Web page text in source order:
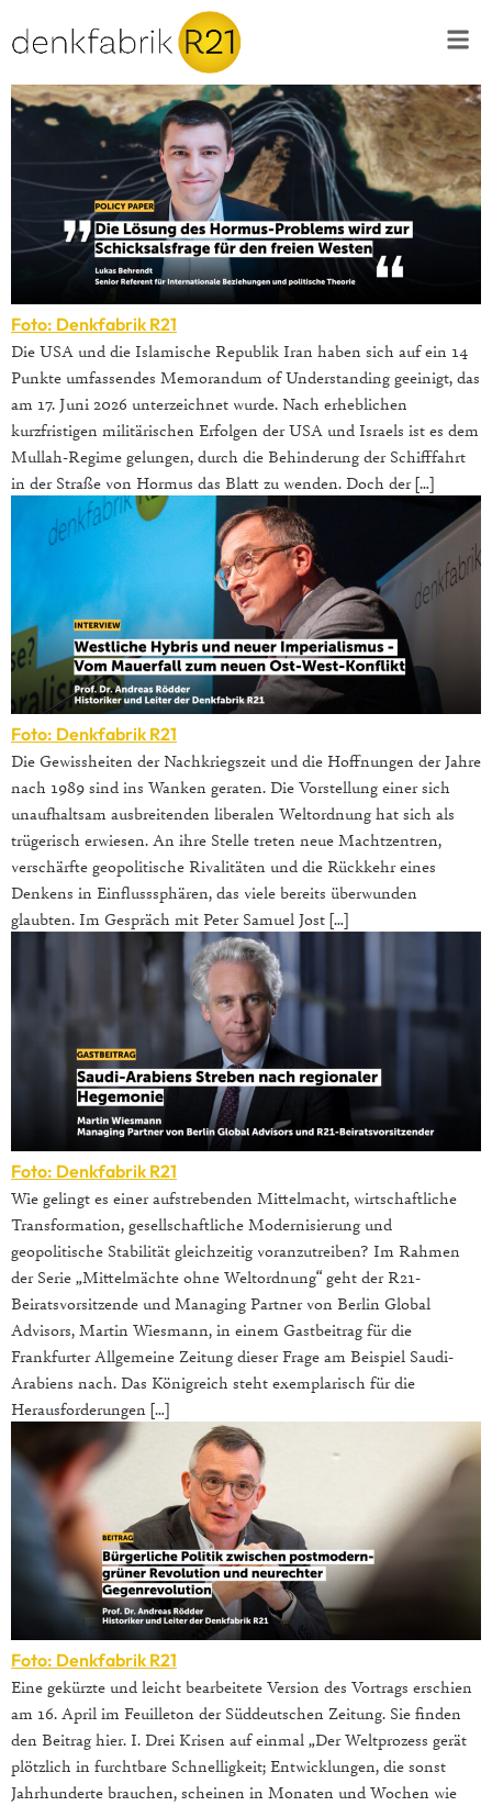
Foto: Denkfabrik R21
Die USA und die Islamische Republik Iran haben sich auf ein 14
Punkte umfassendes Memorandum of Understanding geeinigt, das
am 17. Juni 2026 unterzeichnet wurde. Nach erheblichen
kurzfristigen militärischen Erfolgen der USA und Israels ist es dem
Mullah-Regime gelungen, durch die Behinderung der Schifffahrt
in der Straße von Hormus das Blatt zu wenden. Doch der […]
Foto: Denkfabrik R21
Die Gewissheiten der Nachkriegszeit und die Hoffnungen der Jahre
nach 1989 sind ins Wanken geraten. Die Vorstellung einer sich
unaufhaltsam ausbreitenden liberalen Weltordnung hat sich als
trügerisch erwiesen. An ihre Stelle treten neue Machtzentren,
verschärfte geopolitische Rivalitäten und die Rückkehr eines
Denkens in Einflusssphären, das viele bereits überwunden
glaubten. Im Gespräch mit Peter Samuel Jost […]
Foto: Denkfabrik R21
Wie gelingt es einer aufstrebenden Mittelmacht, wirtschaftliche
Transformation, gesellschaftliche Modernisierung und
geopolitische Stabilität gleichzeitig voranzutreiben? Im Rahmen
der Serie „Mittelmächte ohne Weltordnung“ geht der R21-
Beiratsvorsitzende und Managing Partner von Berlin Global
Advisors, Martin Wiesmann, in einem Gastbeitrag für die
Frankfurter Allgemeine Zeitung dieser Frage am Beispiel Saudi-
Arabiens nach. Das Königreich steht exemplarisch für die
Herausforderungen […]
Foto: Denkfabrik R21
Eine gekürzte und leicht bearbeitete Version des Vortrags erschien
am 16. April im Feuilleton der Süddeutschen Zeitung. Sie finden
den Beitrag hier. I. Drei Krisen auf einmal „Der Weltprozess gerät
plötzlich in furchtbare Schnelligkeit; Entwicklungen, die sonst
Jahrhunderte brauchen, scheinen in Monaten und Wochen wie